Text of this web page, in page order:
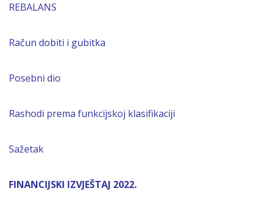
REBALANS
Račun dobiti i gubitka
Posebni dio
Rashodi prema funkcijskoj klasifikaciji
Sažetak
FINANCIJSKI IZVJEŠTAJ 2022.